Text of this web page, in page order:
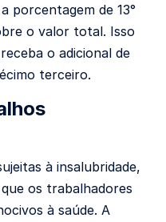
porcentagem de 13°
o valor total. Isso
o adicional de
terceiro.
à insalubridade,
os trabalhadores
à saúde. A